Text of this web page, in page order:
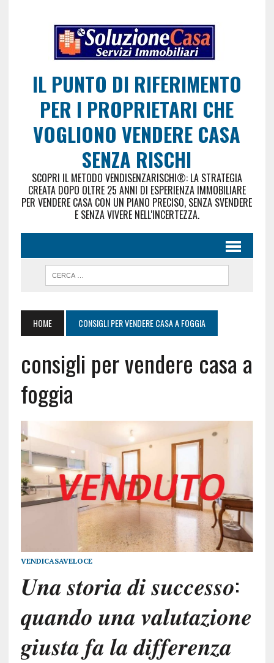
IL PUNTO DI RIFERIMENTO
PER I PROPRIETARI CHE
VOGLIONO VENDERE CASA
SENZA RISCHI
SCOPRI IL METODO VENDISENZARISCHI®: LA STRATEGIA
CREATA DOPO OLTRE 25 ANNI DI ESPERIENZA IMMOBILIARE
PER VENDERE CASA CON UN PIANO PRECISO, SENZA SVENDERE
E SENZA VIVERE NELL'INCERTEZZA.
HOME CONSIGLI PER VENDERE CASA A FOGGIA
consigli per vendere casa a
foggia
VENDICASAVELOCE
𝑼𝒏𝒂 𝒔𝒕𝒐𝒓𝒊𝒂 𝒅𝒊 𝒔𝒖𝒄𝒄𝒆𝒔𝒔𝒐:
𝒒𝒖𝒂𝒏𝒅𝒐 𝒖𝒏𝒂 𝒗𝒂𝒍𝒖𝒕𝒂𝒛𝒊𝒐𝒏𝒆
𝒈𝒊𝒖𝒔𝒕𝒂 𝒇𝒂 𝒍𝒂 𝒅𝒊𝒇𝒇𝒆𝒓𝒆𝒏𝒛𝒂